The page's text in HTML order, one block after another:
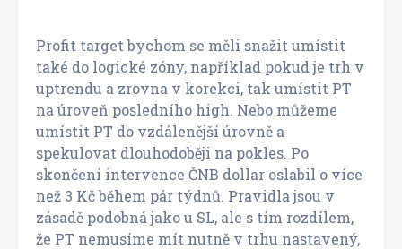
Profit target bychom se měli snažit umístit
také do logické zóny, například pokud je trh v
uptrendu a zrovna v korekci, tak umístit PT
na úroveň posledního high. Nebo můžeme
umístit PT do vzdálenější úrovně a
spekulovat dlouhodoběji na pokles. Po
skončení intervence ČNB dollar oslabil o více
než 3 Kč během pár týdnů. Pravidla jsou v
zásadě podobná jako u SL, ale s tím rozdílem,
že PT nemusíme mít nutně v trhu nastavený,